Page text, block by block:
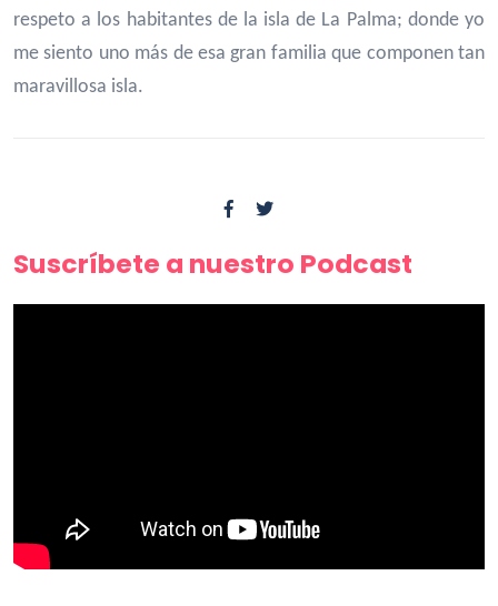
respeto a los habitantes de la isla de La Palma; donde yo
me siento uno más de esa gran familia que componen tan
maravillosa isla.
Suscríbete a nuestro Podcast